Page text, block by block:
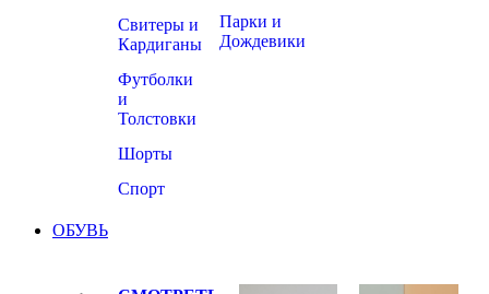
Свитеры и
Кардиганы
Футболки
и
Толстовки
Шорты
Спорт
Парки и
Дождевики
ОБУВЬ